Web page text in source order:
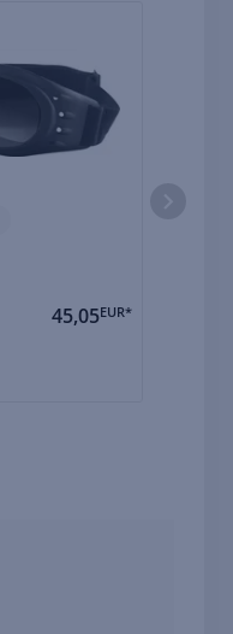
45,05EUR*